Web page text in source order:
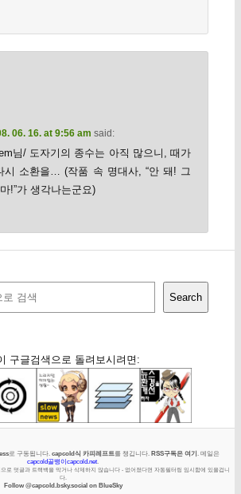
06. 16. at 9:56 am said:
님/ 도자기의 종수는 아직 많으니, 때가
시 소환을… (작품 속 명대사, “안 돼! 그
!”가 생각나는군요)
Search
구글검색으로 돌려보시려면:
로 구동됩니다. capcold식 카피레프트를 챙깁니다. RSS구독은 여기. 메일은
capcold골뱅이capcold.net.
로 덧글과 트랙백을 막거나 삭제하지 않습니다 - 없어졌다면 자동필터링 임시함에 있을겁니
다.
Follow @capcold.bsky.social on BlueSky